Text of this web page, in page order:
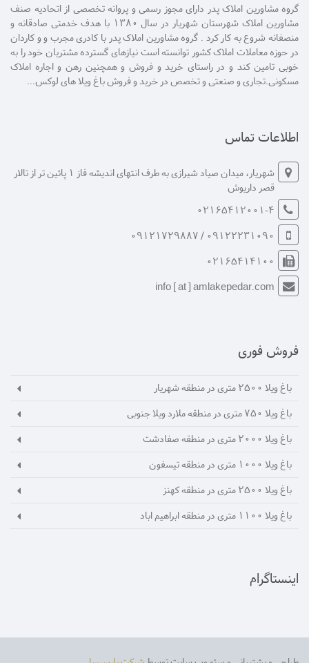
گروه مشاورین املاک پدر دارای مجوز رسمی و پروانه تخصصی از اتحادیه صنف
مشاورین املاک شهرستان شهریار در سال 1380 با هدف خدمتی صادقانه و
منصفانه شروع به کار کرد . گروه مشاورین املاک پدر با کادری مجرب و و کاردان
در حوزه معاملات املاک کشور توانسته است نیازهای گسترده مشتریان خود را به
خوبی تامین کند و در راستای خرید و فروش و همچنین رهن و اجاره املاک
مسکونی.تجاری و صنعتی و تخصص در خرید و فروش باغ ویلا های لوکس...
اطلاعات تماس
شهریار، میدان صیاد شیرازی به طرف انتهای اندیشه فاز 1 پائین تر از تالار
قصر داریوش
02165412001-4
09122231090 / 09121729887
02165414100
info [ at ] amlakepedar.com
فروش فوری
باغ ویلا 2500 متری در منطقه شهریار
باغ ویلا 750 متری در منطقه ملارد ویلا جنوبی
باغ ویلا 2000 متری در منطقه صفادشت
باغ ویلا 1000 متری در منطقه تیسفون
باغ ویلا 2500 متری در منطقه کهنز
باغ ویلا 1100 متری در منطقه ابراهیم اباد
اینستاگرام